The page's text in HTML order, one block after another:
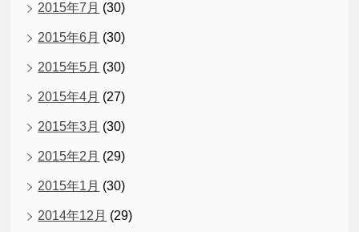
2015年7月 (30)
2015年6月 (30)
2015年5月 (30)
2015年4月 (27)
2015年3月 (30)
2015年2月 (29)
2015年1月 (30)
2014年12月 (29)